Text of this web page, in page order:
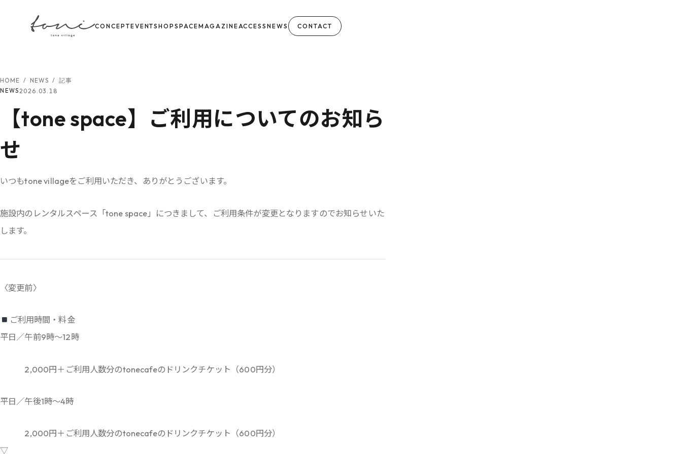
CONCEPTEVENTSHOPSPACEMAGAZINEACCESSNEWS CONTACT
HOME / NEWS / 記事
NEWS2026.03.18
【tone space】ご利用についてのお知ら
せ
いつもtone villageをご利用いただき、ありがとうございます。
施設内のレンタルスペース「tone space」につきまして、ご利用条件が変更となりますのでお知らせいた
します。
〈変更前〉
ご利用時間・料金
平日／午前9時～12時
2,000円＋ご利用人数分のtonecafeのドリンクチケット（600円分）
平日／午後1時～4時
2,000円＋ご利用人数分のtonecafeのドリンクチケット（600円分）
▽